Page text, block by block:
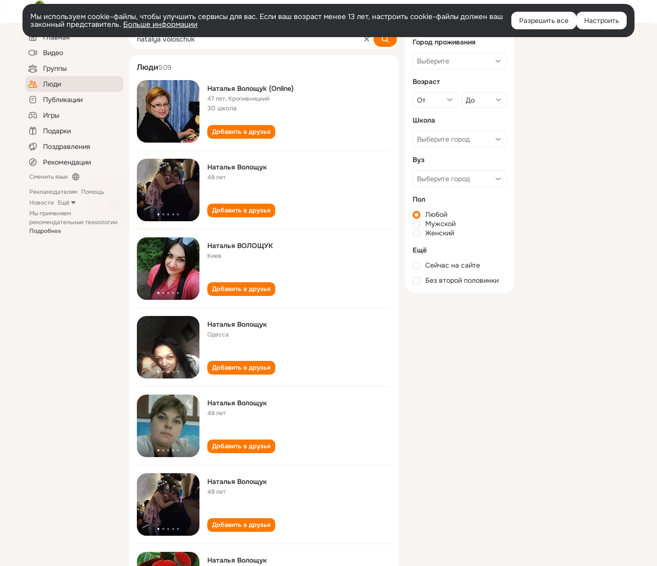
Войти
Мы используем cookie-файлы, чтобы улучшить сервисы для вас. Если ваш возраст менее 13 лет, настроить cookie-файлы должен ваш
законный представитель. Больше информации Разрешить все Настроить
Левая
колонкаГлавная
Видео
Группы
Люди
Публикации
Игры
Подарки
Поздравления
Рекомендации
Сменить язык
Рекламодателям Помощь
Новости Ещё
Мы применяем
рекомендательные технологии
Подробнее
natalya voloschuk
Люди509
Нaталья Вoлощуk (Online)
47 лет, Кропивницкий
30 школа
Добавить в друзья
Наталья Волощук
48 лет
Добавить в друзья
Наталья ВОЛОЩУК
Киев
Добавить в друзья
Наталья Волощук
Одесса
Добавить в друзья
Наталья Волощук
48 лет
Добавить в друзья
Наталья Волощук
48 лет
Добавить в друзья
Наталья Волощук
Город проживания
Возраст
Школа
Вуз
Пол
Любой
Мужской
Женский
Ещё
Сейчас на сайте
Без второй половинки